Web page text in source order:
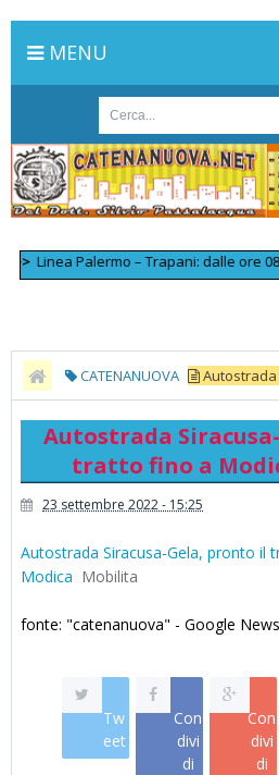
MENU
Linea Palermo – Trapani: dalle ore
CATENANUOVA
fino a Modica - Mobilita
Autostrada
tratto fino a
23 settembre 2022 - 15:25
Autostrada Siracusa-Gela, pronto il
Modica Mobilita
fonte: "catenanuova" - Google News
Tw
eet
Con
divi
di
Con
divi
di